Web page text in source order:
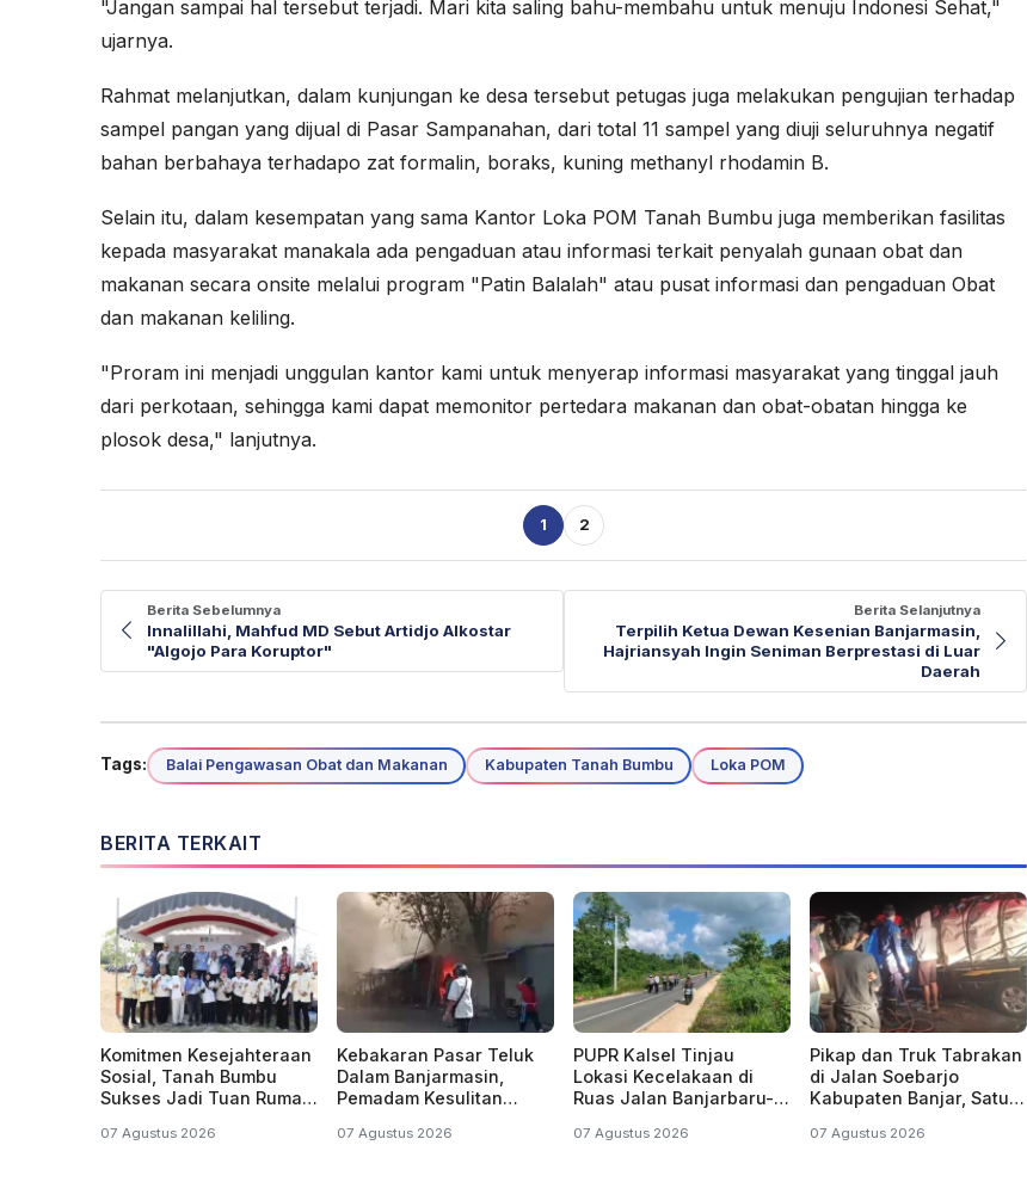
"Jangan sampai hal tersebut terjadi. Mari kita saling bahu-membahu untuk menuju Indonesi Sehat,"
ujarnya.
Rahmat melanjutkan, dalam kunjungan ke desa tersebut petugas juga melakukan pengujian terhadap
sampel pangan yang dijual di Pasar Sampanahan, dari total 11 sampel yang diuji seluruhnya negatif
bahan berbahaya terhadapo zat formalin, boraks, kuning methanyl rhodamin B.
Selain itu, dalam kesempatan yang sama Kantor Loka POM Tanah Bumbu juga memberikan fasilitas
kepada masyarakat manakala ada pengaduan atau informasi terkait penyalah gunaan obat dan
makanan secara onsite melalui program "Patin Balalah" atau pusat informasi dan pengaduan Obat
dan makanan keliling.
"Proram ini menjadi unggulan kantor kami untuk menyerap informasi masyarakat yang tinggal jauh
dari perkotaan, sehingga kami dapat memonitor pertedara makanan dan obat-obatan hingga ke
plosok desa," lanjutnya.
1 2
Berita Sebelumnya
Innalillahi, Mahfud MD Sebut Artidjo Alkostar
"Algojo Para Koruptor"
Berita Selanjutnya
Terpilih Ketua Dewan Kesenian Banjarmasin,
Hajriansyah Ingin Seniman Berprestasi di Luar
Daerah
Tags: Balai Pengawasan Obat dan Makanan Kabupaten Tanah Bumbu Loka POM
BERITA TERKAIT
Komitmen Kesejahteraan
Sosial, Tanah Bumbu
Sukses Jadi Tuan Rumah
PSM Ke-23
07 Agustus 2026
Kebakaran Pasar Teluk
Dalam Banjarmasin,
Pemadam Kesulitan
07 Agustus 2026
PUPR Kalsel Tinjau
Lokasi Kecelakaan di
Ruas Jalan Banjarbaru-
07 Agustus 2026
Pikap dan Truk Tabrakan
di Jalan Soebarjo
Kabupaten Banjar, Satu
Dilaporkan Tewas
07 Agustus 2026